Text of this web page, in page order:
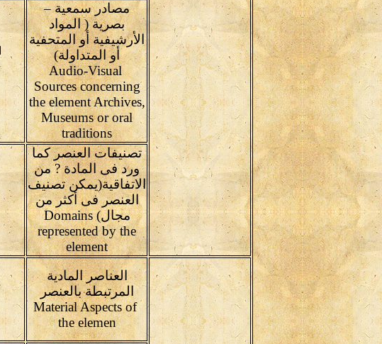
مصادر سمعية –
بصرية ( المواد
الأرشيفية أو المتحفية
أو المتداولة)
Audio-Visual
Sources concerning
the element Archives,
Museums or oral
traditions
تصنيفات العنصر كما
ورد فى المادة ? من
الاتفاقية(يمكن تصنيف
العنصر فى أكثر من
مجال) Domains
represented by the
element
العناصر المادية
المرتبطة بالعنصر
Material Aspects of
the elemen